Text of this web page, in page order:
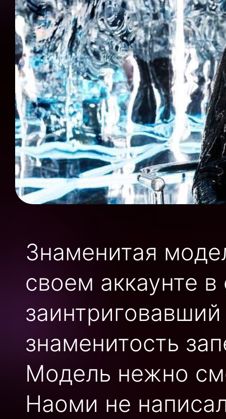
Знаменитая
своем аккаунте
знаменитость
Модель нежно
Наоми не